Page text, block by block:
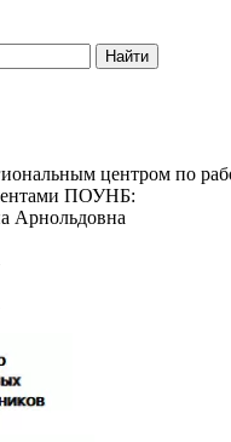
Найти
центром по
ПОУНБ:
Арнольдовна